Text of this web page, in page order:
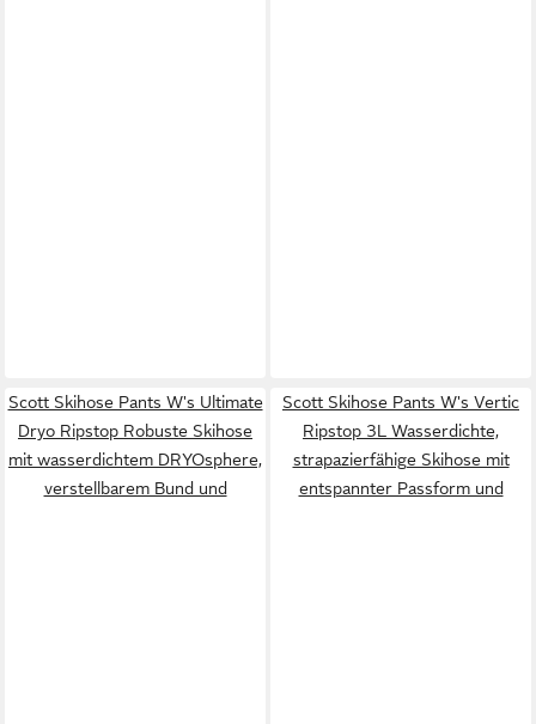
Scott Skihose Pants W's Ultimate
Dryo Ripstop Robuste Skihose
mit wasserdichtem DRYOsphere,
verstellbarem Bund und
Scott Skihose Pants W's Vertic
Ripstop 3L Wasserdichte,
strapazierfähige Skihose mit
entspannter Passform und